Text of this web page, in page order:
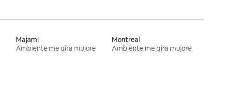
Majami
Ambiente me qira mujore
Montreal
Ambiente me qira mujore